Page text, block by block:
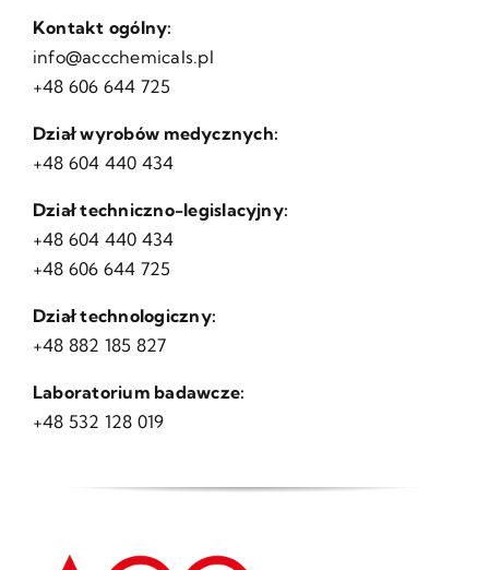
Kontakt ogólny:
info@accchemicals.pl
+48 606 644 725
Dział wyrobów medycznych:
+48 604 440 434
Dział techniczno-legislacyjny:
+48 604 440 434
+48 606 644 725
Dział technologiczny:
+48 882 185 827
Laboratorium badawcze:
+48 532 128 019